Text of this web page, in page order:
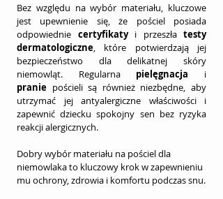
Bez względu na wybór materiału, kluczowe
jest upewnienie się, że pościel posiada
odpowiednie certyfikaty i przeszła testy
dermatologiczne, które potwierdzają jej
bezpieczeństwo dla delikatnej skóry
niemowląt. Regularna pielęgnacja
pranie pościeli są również niezbędne, aby
utrzymać jej antyalergiczne właściwości i
zapewnić dziecku spokojny sen bez ryzyka
reakcji alergicznych.
Dobry wybór materiału na pościel dla
niemowlaka to kluczowy krok w zapewnieniu
mu ochrony, zdrowia i komfortu podczas snu.